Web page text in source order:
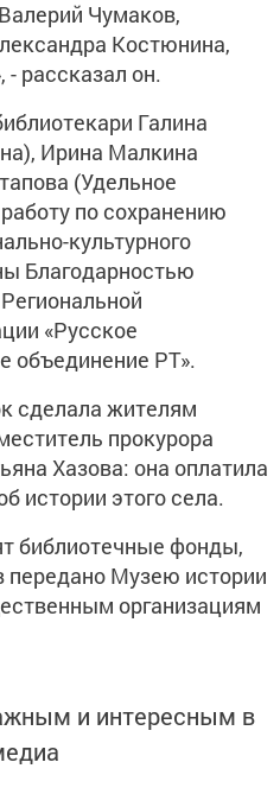
Чумаков,
Костюнина,
рассказал он.
Галина
Ирина Малкина
(Удельное
по сохранению
культурного
Благодарностью
«Русское
объединение РТ».
сделала жителям
прокурора
Хазова: она оплатила
истории этого села.
библиотечные фонды,
передано Музею истории
организациям
и интересным в